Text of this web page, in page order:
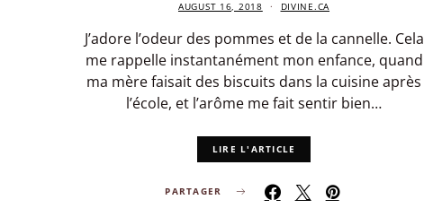
AUGUST 16, 2018 DIVINE.CA
J’adore l’odeur des pommes et de la cannelle. Cela
me rappelle instantanément mon enfance, quand
ma mère faisait des biscuits dans la cuisine après
l’école, et l’arôme me fait sentir bien…
LIRE L'ARTICLE
PARTAGER